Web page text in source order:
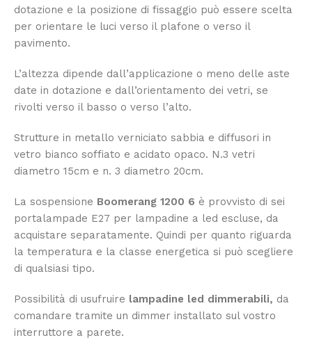
dotazione e la posizione di fissaggio può essere scelta
per orientare le luci verso il plafone o verso il
pavimento.
L’altezza dipende dall’applicazione o meno delle aste
date in dotazione e dall’orientamento dei vetri, se
rivolti verso il basso o verso l’alto.
Strutture in metallo verniciato sabbia e diffusori in
vetro bianco soffiato e acidato opaco. N.3 vetri
diametro 15cm e n. 3 diametro 20cm.
La sospensione Boomerang 1200 6 è provvisto di sei
portalampade E27 per lampadine a led escluse, da
acquistare separatamente. Quindi per quanto riguarda
la temperatura e la classe energetica si può scegliere
di qualsiasi tipo.
Possibilità di usufruire lampadine led dimmerabili, da
comandare tramite un dimmer installato sul vostro
interruttore a parete.